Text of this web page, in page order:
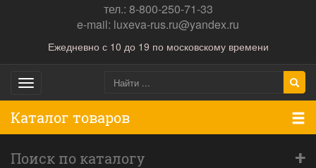
тел.: 8-800-250-71-33
e-mail: luxeva-rus.ru@yandex.ru
Ежедневно с 10 до 19 по московскому времени
Toggle
Каталог товаров
Поиск по каталогу +